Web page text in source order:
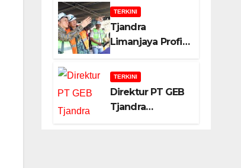
Khusus (BUK)
Menguat dalam
Revisi RUU
Migas, Ini
TERKINI
Tjandra
Limanjaya Profil
Bisnisnya
TERKINI
Direktur PT GEB
Tjandra